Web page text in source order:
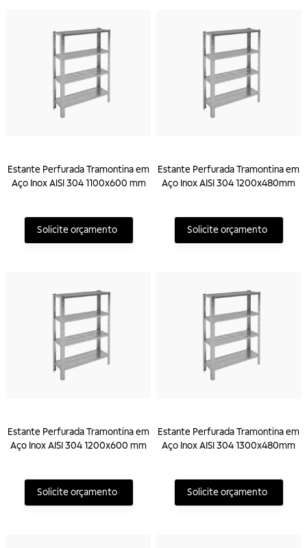
Estante Perfurada Tramontina em
Aço Inox AISI 304 1100x600 mm
Solicite orçamento
Estante Perfurada Tramontina em
Aço Inox AISI 304 1200x480mm
Solicite orçamento
Estante Perfurada Tramontina em
Aço Inox AISI 304 1200x600 mm
Solicite orçamento
Estante Perfurada Tramontina em
Aço Inox AISI 304 1300x480mm
Solicite orçamento